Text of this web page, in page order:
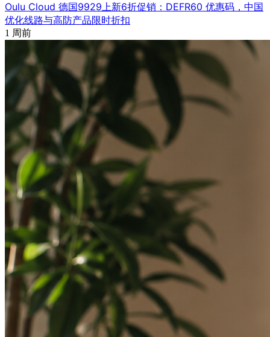
Oulu Cloud 德国9929上新6折促销：DEFR60 优惠码，中国
优化线路与高防产品限时折扣
1 周前